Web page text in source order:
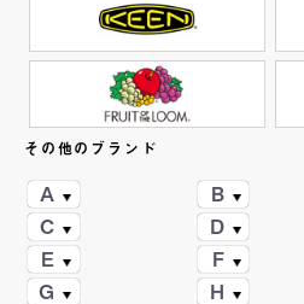
その他のブランド
A
B
C
D
E
F
G
H